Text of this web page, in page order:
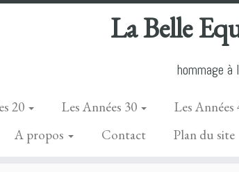
La Belle
hommage
20 Les Années 30 Les Années
A propos Contact Plan du site